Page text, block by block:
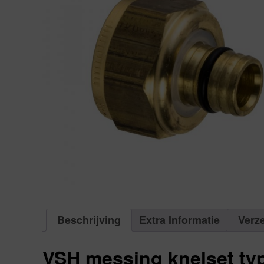
Beschrijving Extra Informatie
VSH messing knelset